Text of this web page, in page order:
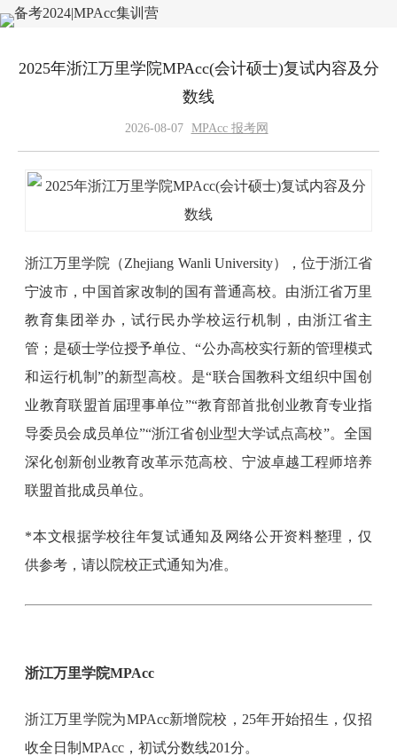
2025年浙江万里学院MPAcc(会计硕士)复试内容及分
数线
2026-08-07 MPAcc 报考网
浙江万里学院（Zhejiang Wanli University），位于浙江省
宁波市，中国首家改制的国有普通高校。由浙江省万里
教育集团举办，试行民办学校运行机制，由浙江省主
管；是硕士学位授予单位、“公办高校实行新的管理模式
和运行机制”的新型高校。是“联合国教科文组织中国创
业教育联盟首届理事单位”“教育部首批创业教育专业指
导委员会成员单位”“浙江省创业型大学试点高校”。全国
深化创新创业教育改革示范高校、宁波卓越工程师培养
联盟首批成员单位。
*本文根据学校往年复试通知及网络公开资料整理，仅
供参考，请以院校正式通知为准。
浙江万里学院MPAcc
浙江万里学院为MPAcc新增院校，25年开始招生，仅招
收全日制MPAcc，初试分数线201分。